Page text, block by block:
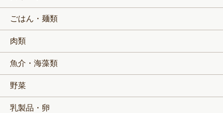
ごはん・麺類
肉類
魚介・海藻類
野菜
乳製品・卵